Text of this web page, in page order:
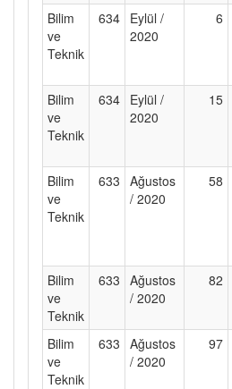
Bilim
ve
Teknik
634 Eylül /
2020
6
Bilim
ve
Teknik
634 Eylül /
2020
15
Bilim
ve
Teknik
633 Ağustos
/ 2020
58
Bilim
ve
Teknik
633 Ağustos
/ 2020
82
Bilim
ve
Teknik
633 Ağustos
/ 2020
97